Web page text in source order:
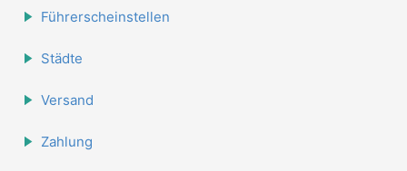
Führerscheinstellen
Städte
Versand
Zahlung